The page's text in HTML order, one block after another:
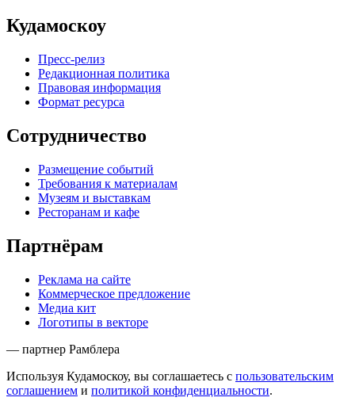
Кудамоскоу
Пресс-релиз
Редакционная политика
Правовая информация
Формат ресурса
Сотрудничество
Размещение событий
Требования к материалам
Музеям и выставкам
Ресторанам и кафе
Партнёрам
Реклама на сайте
Коммерческое предложение
Медиа кит
Логотипы в векторе
— партнер Рамблера
Используя Кудамоскоу, вы соглашаетесь с пользовательским
соглашением и политикой конфиденциальности.